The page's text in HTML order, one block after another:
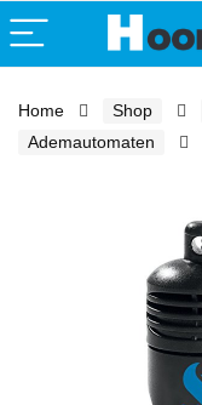
Home Shop
Ademautomaten